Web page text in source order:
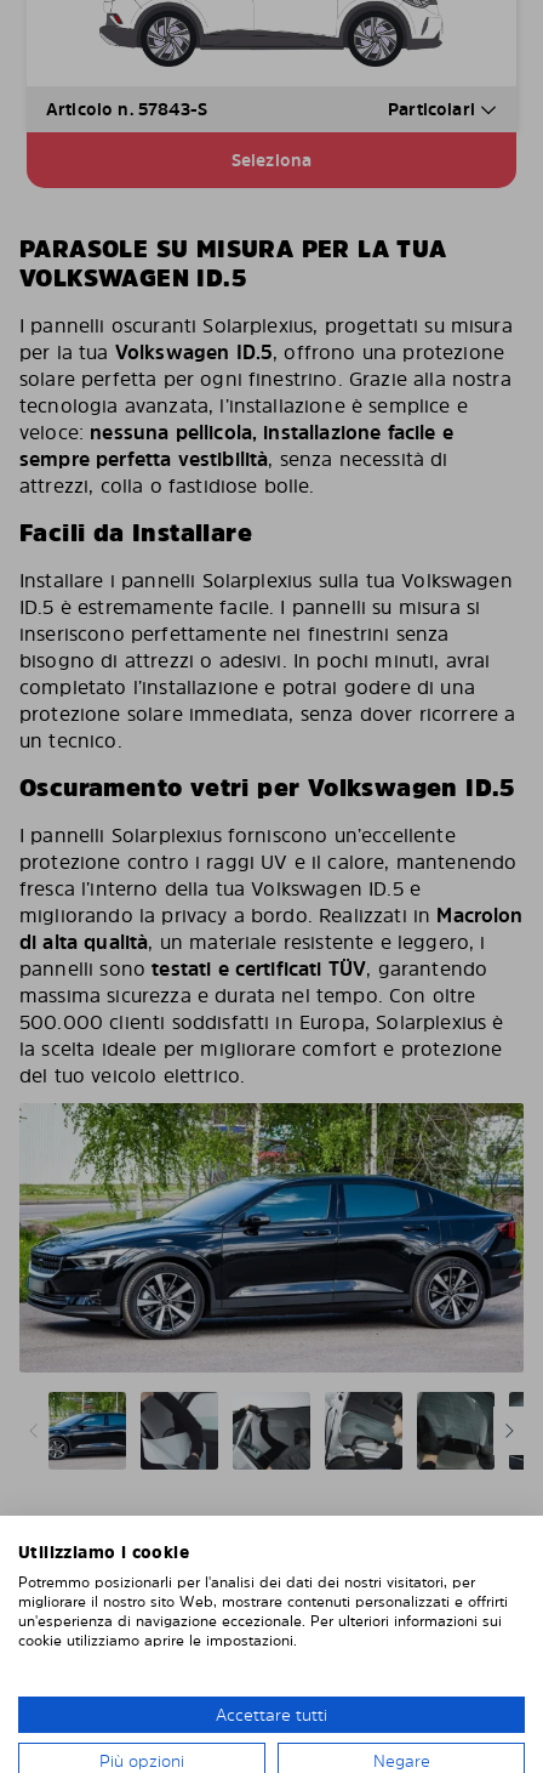
Articolo n. 57843-S Particolari
Seleziona
PARASOLE SU MISURA PER LA TUA
VOLKSWAGEN ID.5
I pannelli oscuranti Solarplexius, progettati su misura
per la tua Volkswagen ID.5, offrono una protezione
solare perfetta per ogni finestrino. Grazie alla nostra
tecnologia avanzata, l’installazione è semplice e
veloce: nessuna pellicola, installazione facile e
sempre perfetta vestibilità, senza necessità di
attrezzi, colla o fastidiose bolle.
Facili da Installare
Installare i pannelli Solarplexius sulla tua Volkswagen
ID.5 è estremamente facile. I pannelli su misura si
inseriscono perfettamente nei finestrini senza
bisogno di attrezzi o adesivi. In pochi minuti, avrai
completato l’installazione e potrai godere di una
protezione solare immediata, senza dover ricorrere a
un tecnico.
Oscuramento vetri per Volkswagen ID.5
I pannelli Solarplexius forniscono un’eccellente
protezione contro i raggi UV e il calore, mantenendo
fresca l’interno della tua Volkswagen ID.5 e
migliorando la privacy a bordo. Realizzati in Macrolon
di alta qualità, un materiale resistente e leggero, i
pannelli sonotestati e certificati TÜV, garantendo
massima sicurezza e durata nel tempo. Con oltre
500.000 clienti soddisfatti in Europa, Solarplexius è
la scelta ideale per migliorare comfort e protezione
del tuo veicolo elettrico.
Niente acqua, niente colla, niente bolle, niente
graffi
Più facile e più intelligente della pellicola solare
Facile da montare da solo e facile da smontare
quando necessario
Utilizziamo i cookie
Potremmo posizionarli per l'analisi dei dati dei nostri visitatori, per
migliorare il nostro sito Web, mostrare contenuti personalizzati e offrirti
un'esperienza di navigazione eccezionale. Per ulteriori informazioni sui
cookie utilizziamo aprire le impostazioni.
Accettare tutti
Più opzioni Negare